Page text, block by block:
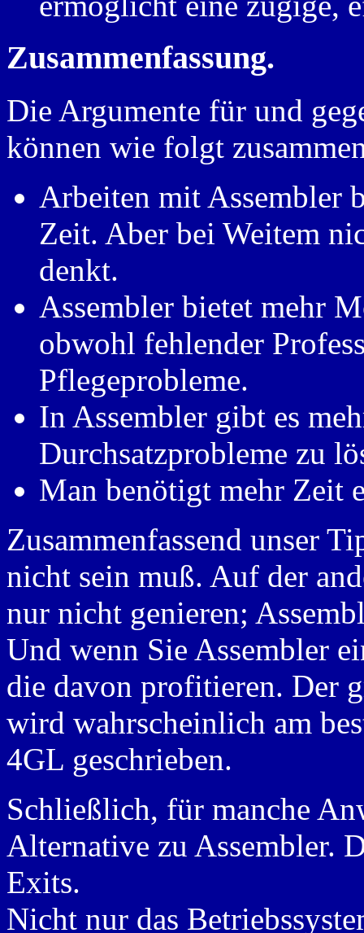
Zusammenfassung.
Die Argumente für und
können wie folgt
Arbeiten mit Assembler
Zeit. Aber bei Weitem
denkt.
Assembler bietet mehr
obwohl fehlender
Pflegeprobleme.
In Assembler gibt es
Durchsatzprobleme zu
Man benötigt mehr Zeit
Zusammenfassend unser
nicht sein muß. Auf der
nur nicht genieren;
Und wenn Sie Assembler
die davon profitieren. Der
wird wahrscheinlich am
4GL geschrieben.
Schließlich, für manche
Alternative zu Assembler.
Exits.
Nicht nur das